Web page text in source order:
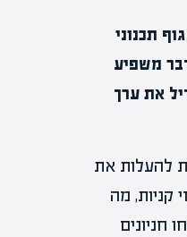
תכנוני
משפיע
את ערך
להעלות את
קניות, מה
חניונים